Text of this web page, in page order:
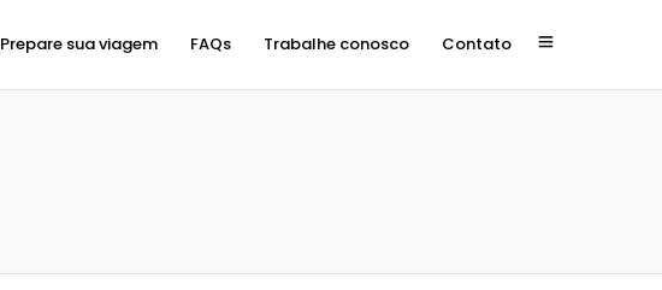
Prepare sua viagem FAQs Trabalhe conosco Contato